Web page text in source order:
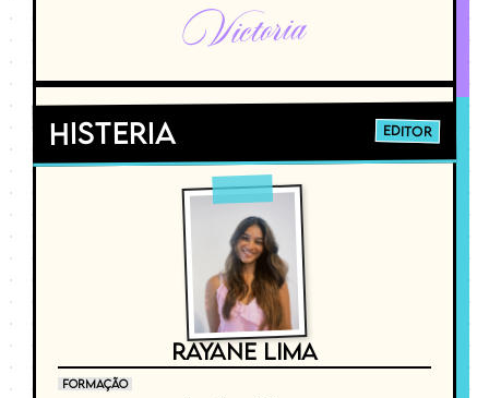
Victoria
Histeria EDITOR
RAYANE LIMA
FORMAÇÃO